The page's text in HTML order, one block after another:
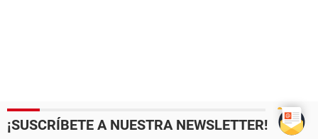
¡SUSCRÍBETE A NUESTRA NEWSLETTER!